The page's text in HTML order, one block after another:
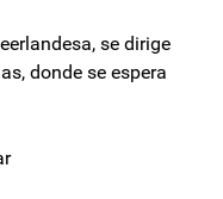
se dirige
donde se espera